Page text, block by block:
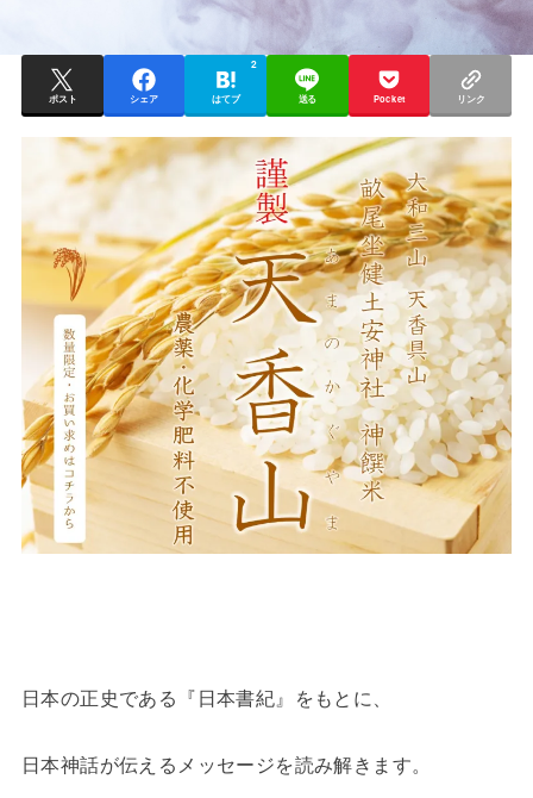
ポスト シェア はてブ
2
送る Pocket リンク
日本の正史である『日本書紀』をもとに、
日本神話が伝えるメッセージを読み解きます。